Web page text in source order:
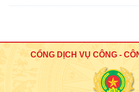
CỔNG DỊCH VỤ CÔNG -